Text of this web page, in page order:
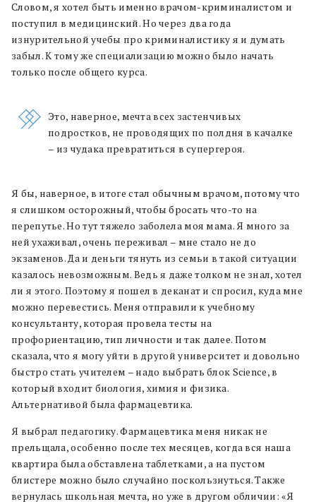
Словом, я хотел быть именно врачом-криминалистом и
поступил в медицинский. Но через два года
изнурительной учебы про криминалистику я и думать
забыл. К тому же специализацию можно было начать
только после общего курса.
Это, наверное, мечта всех застенчивых
подростков, не проводящих по полдня в качалке
– из чудака превратиться в супергероя.
Я бы, наверное, в итоге стал обычным врачом, потому что
я слишком осторожный, чтобы бросать что-то на
перепутье. Но тут тяжело заболела моя мама. Я много за
ней ухаживал, очень переживал – мне стало не до
экзаменов. Да и деньги тянуть из семьи в такой ситуации
казалось невозможным. Ведь я даже толком не знал, хотел
ли я этого. Поэтому я пошел в деканат и спросил, куда мне
можно перевестись. Меня отправили к учебному
консультанту, которая провела тесты на
профориентацию, тип личности и так далее. Потом
сказала, что я могу уйти в другой университет и довольно
быстро стать учителем – надо выбрать блок Science, в
который входит биология, химия и физика.
Альтернативой была фармацевтика.
Я выбрал педагогику. Фармацевтика меня никак не
прельщала, особенно после тех месяцев, когда вся наша
квартира была обставлена таблетками, а на пустом
блистере можно было случайно поскользнуться. Также
вернулась школьная мечта, но уже в другом обличии: «Я